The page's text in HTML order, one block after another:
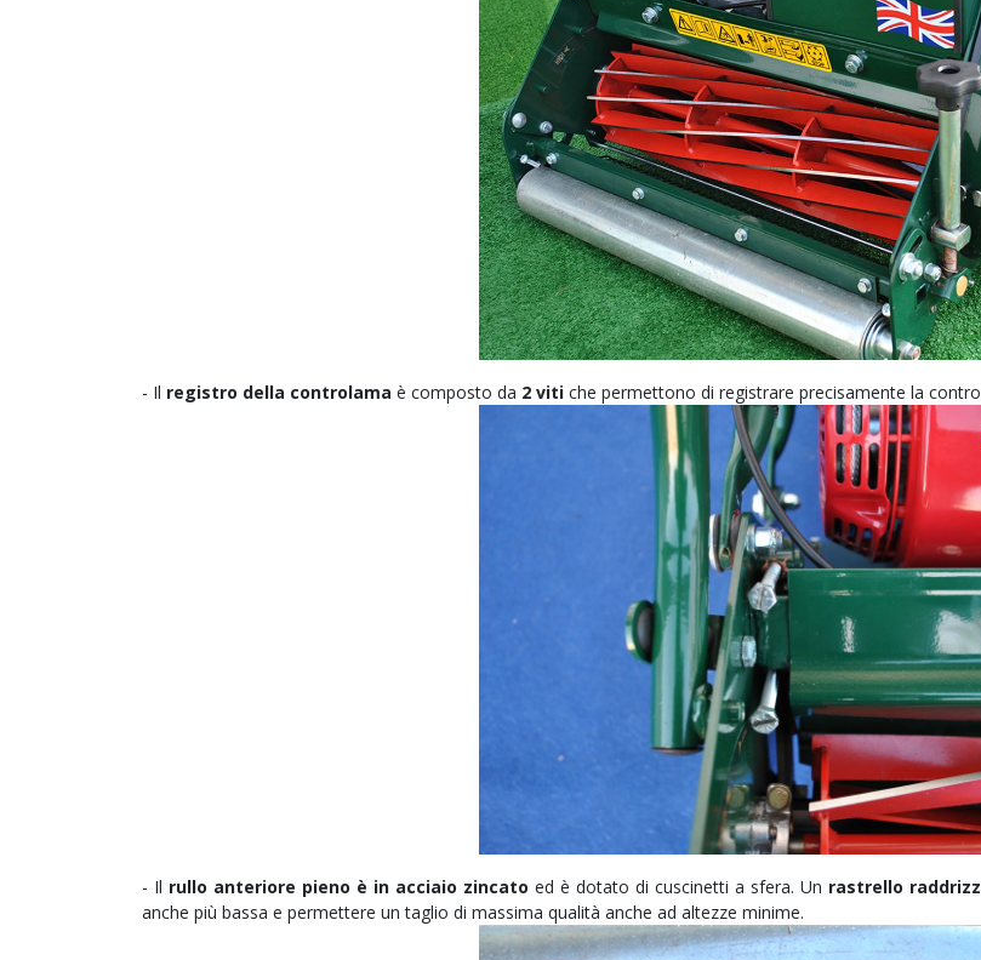
- Il registro della controlama è composto da 2 viti che permettono di registrare precisamente la
- Il rullo anteriore pieno è in acciaio zincato ed è dotato di cuscinetti a sfera. Un rastrello
anche più bassa e permettere un taglio di massima qualità anche ad altezze minime.